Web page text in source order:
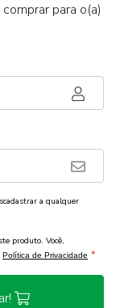
para o(a)
a qualquer
produto. Você,
Política de Privacidade *